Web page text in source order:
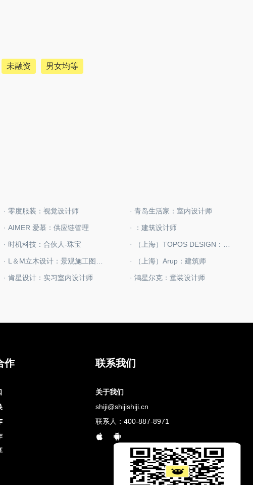
未融资 男女均等
· 零度服装：视觉设计师 · 青岛生活家：室内设计师
· AIMER 爱慕：供应链管理 · ：建筑设计师
· 时机科技：合伙人-珠宝
· （上海）Arup：建筑师
· 肯星设计：实习室内设计师 · 鸿星尔克：童装设计师
作 联系我们
关于我们
shiji@shijishiji.cn
联系人：400-887-8971